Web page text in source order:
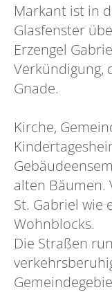
Markant ist in
Glasfenster
Erzengel
Verkündigung,
Gnade.
Kirche,
alten Bäumen.
St. Gabriel wie
Wohnblocks.
Die Straßen